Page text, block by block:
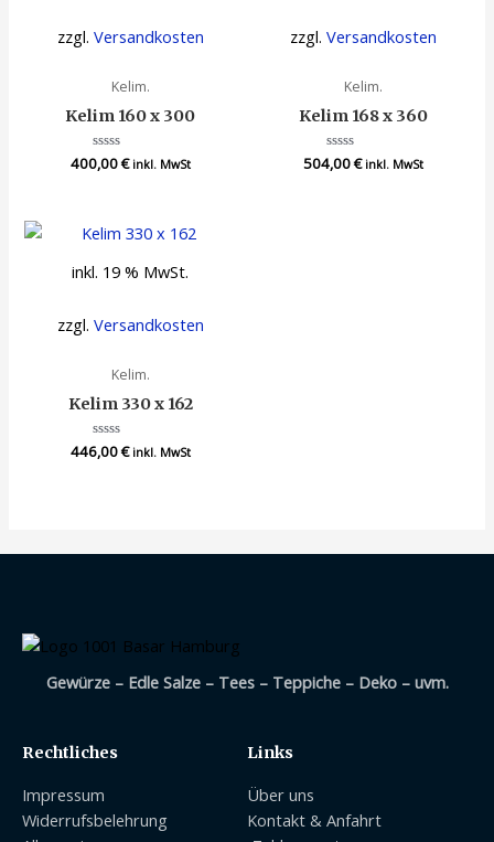
zzgl. Versandkosten
Kelim.
Kelim 160 x 300
Bewertet
mit
400,00€ inkl. MwSt
zzgl.Versandkosten
Kelim.
Kelim 168 x 360
Bewertet
mit
504,00€ inkl. MwSt
inkl. 19 % MwSt.
zzgl. Versandkosten
Kelim.
Kelim 330 x 162
Bewertet
mit
446,00€ inkl. MwSt
Gewürze – Edle Salze – Tees – Teppiche – Deko – uvm.
Rechtliches
Impressum
Widerrufsbelehrung
Links
Über uns
Kontakt & Anfahrt